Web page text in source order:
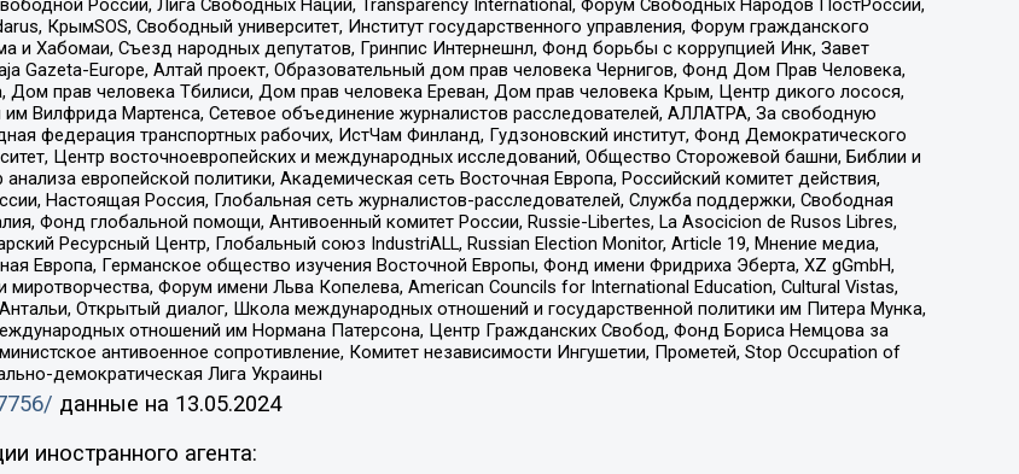
КрымSOS, Свободный университет, Институт государственного управления, Форум гражданского
и Хабомаи, Съезд народных депутатов, Гринпис Интернешнл, Фонд борьбы с коррупцией Инк, Завет
Gazeta-Europe, Алтай проект, Образовательный дом прав человека Чернигов, Фонд Дом Прав Человека,
Дом прав человека Тбилиси, Дом прав человека Ереван, Дом прав человека Крым, Центр дикого лосося,
Вилфрида Мартенса, Сетевое объединение журналистов расследователей, АЛЛАТРА, За свободную
федерация транспортных рабочих, ИстЧам Финланд, Гудзоновский институт, Фонд Демократического
Центр восточноевропейских и международных исследований, Общество Сторожевой башни, Библии и
европейской политики, Академическая сеть Восточная Европа, Российский комитет действия,
Настоящая Россия, Глобальная сеть журналистов-расследователей, Служба поддержки, Свободная
Фонд глобальной помощи, Антивоенный комитет России, Russie-Libertes, La Asocicion de Rusos Libres,
Ресурсный Центр, Глобальный союз IndustriALL, Russian Election Monitor, Article 19, Мнение медиа,
Европа, Германское общество изучения Восточной Европы, Фонд имени Фридриха Эберта, XZ gGmbH,
Форум имени Льва Копелева, American Councils for International Education, Cultural Vistas,
Открытый диалог, Школа международных отношений и государственной политики им Питера Мунка,
отношений им Нормана Патерсона, Центр Гражданских Свобод, Фонд Бориса Немцова за
антивоенное сопротивление, Комитет независимости Ингушетии, Прометей, Stop Occupation of
демократическая Лига Украины
данные на 13.05.2024
иностранного агента: